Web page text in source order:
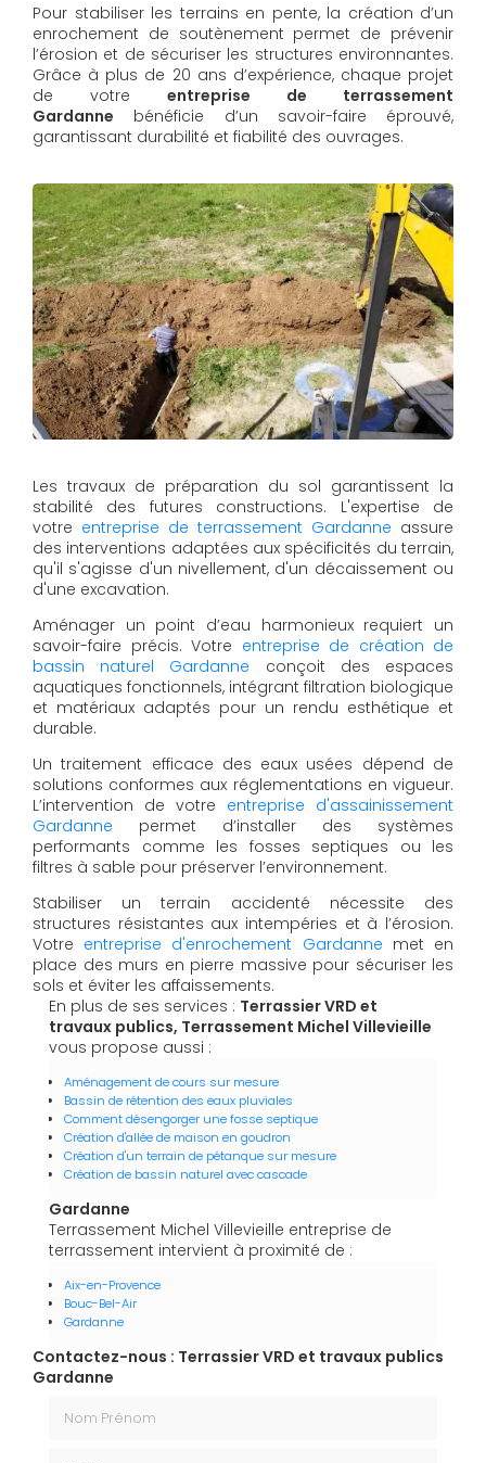
Pour stabiliser les terrains en pente, la création d’un
enrochement de soutènement permet de prévenir
l’érosion et de sécuriser les structures environnantes.
Grâce à plus de 20 ans d’expérience, chaque projet
de votre entreprise de terrassement
Gardanne bénéficie d’un savoir-faire éprouvé,
garantissant durabilité et fiabilité des ouvrages.
Les travaux de préparation du sol garantissent la
stabilité des futures constructions. L'expertise de
votre entreprise de terrassement Gardanne assure
des interventions adaptées aux spécificités du terrain,
qu'il s'agisse d'un nivellement, d'un décaissement ou
d'une excavation.
Aménager un point d’eau harmonieux requiert un
savoir-faire précis. Votre entreprise de création de
bassin naturel Gardanne conçoit des espaces
aquatiques fonctionnels, intégrant filtration biologique
et matériaux adaptés pour un rendu esthétique et
durable.
Un traitement efficace des eaux usées dépend de
solutions conformes aux réglementations en vigueur.
L’intervention de votre entreprise d'assainissement
Gardanne permet d’installer des systèmes
performants comme les fosses septiques ou les
filtres à sable pour préserver l’environnement.
Stabiliser un terrain accidenté nécessite des
structures résistantes aux intempéries et à l’érosion.
Votre entreprise d'enrochement Gardanne met en
place des murs en pierre massive pour sécuriser les
sols et éviter les affaissements.
En plus de ses services : Terrassier VRD et
travaux publics, Terrassement Michel Villevieille
vous propose aussi :
Aménagement de cours sur mesure
Bassin de rétention des eaux pluviales
Comment désengorger une fosse septique
Création d'allée de maison en goudron
Création d'un terrain de pétanque sur mesure
Création de bassin naturel avec cascade
Gardanne
Terrassement Michel Villevieille entreprise de
terrassement intervient à proximité de :
Aix-en-Provence
Bouc-Bel-Air
Gardanne
Contactez-nous : Terrassier VRD et travaux publics
Gardanne